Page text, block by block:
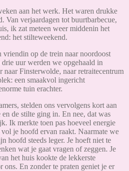
aan het werk. Het waren drukke
Van verjaardagen tot buurtbarbecue,
ik zat meteen weer middenin het
het stilteweekend.
vriendin op de trein naar noordoost
uur werden we opgehaald in
naar Finsterwolde, naar retraitecentrum
een smaakvol ingericht
tuin erachter.
stelden ons vervolgens kort aan
de stilte ging in. En nee, dat was
Ik merkte toen pas hoeveel energie
je hoofd ervan raakt. Naarmate we
hoofd steeds leger. Je hoeft niet te
wat je gaat vragen of zeggen. Je
het huis kookte de lekkerste
ons. En zonder te praten geniet je er